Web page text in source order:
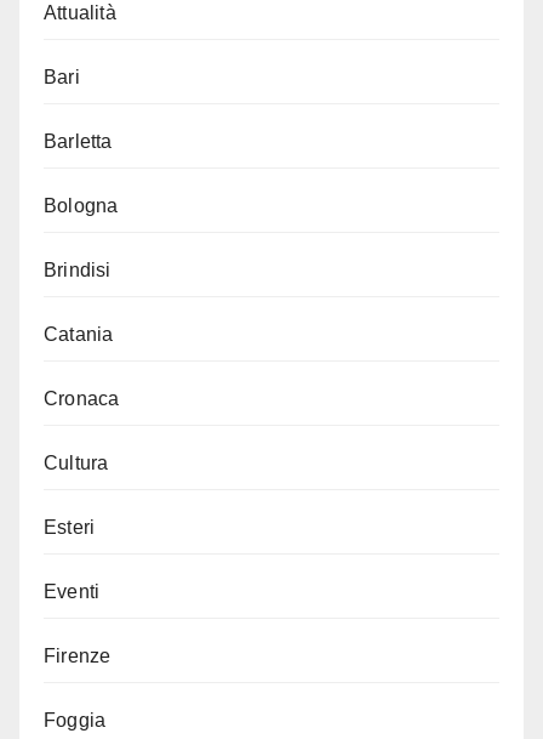
Attualità
Bari
Barletta
Bologna
Brindisi
Catania
Cronaca
Cultura
Esteri
Eventi
Firenze
Foggia